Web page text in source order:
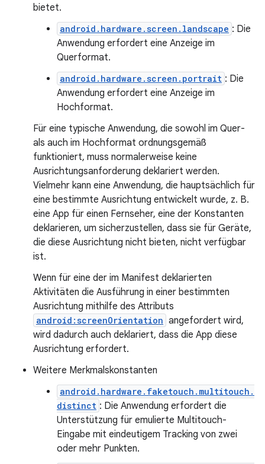
bietet.
android.hardware.screen.landscape : Die
Anwendung erfordert eine Anzeige im
Querformat.
android.hardware.screen.portrait : Die
Anwendung erfordert eine Anzeige im
Hochformat.
Für eine typische Anwendung, die sowohl im Quer-
als auch im Hochformat ordnungsgemäß
funktioniert, muss normalerweise keine
Ausrichtungsanforderung deklariert werden.
Vielmehr kann eine Anwendung, die hauptsächlich für
eine bestimmte Ausrichtung entwickelt wurde, z. B.
eine App für einen Fernseher, eine der Konstanten
deklarieren, um sicherzustellen, dass sie für Geräte,
die diese Ausrichtung nicht bieten, nicht verfügbar
ist.
Wenn für eine der im Manifest deklarierten
Aktivitäten die Ausführung in einer bestimmten
Ausrichtung mithilfe des Attributs
android:screenOrientation angefordert wird,
wird dadurch auch deklariert, dass die App diese
Ausrichtung erfordert.
Weitere Merkmalskonstanten
android.hardware.faketouch.multitouch.
distinct : Die Anwendung erfordert die
Unterstützung für emulierte Multitouch-
Eingabe mit eindeutigem Tracking von zwei
oder mehr Punkten.